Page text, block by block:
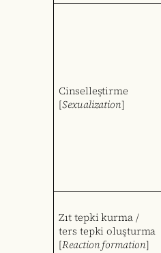
Cinselleştirme
[Sexualization]
Zıt tepki kurma /
ters tepki oluşturma
[Reaction formation]